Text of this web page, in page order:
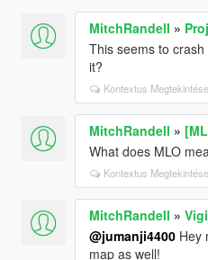
MitchRandell »
This seems to
it?
Kontextus Megtekintése
MitchRandell »
What does MLO
Kontextus Megtekintése
MitchRandell »
@jumanji4400Hey
map as well!